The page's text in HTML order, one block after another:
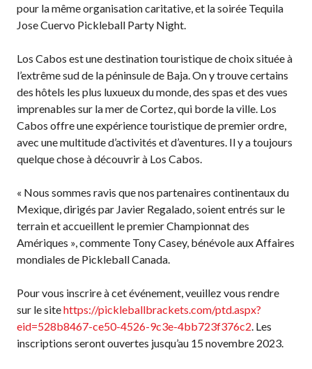
Auto-évaluation des
niveaux de
Informations sur le
programme
d’arbitrage
Avantages pour les
membres
Adhésion –
Renouvèlement
fréquentes
concernant l’adhésion
Recherche de
membres
pour la même organisation caritative, et la soirée Tequila
Jose Cuervo Pickleball Party Night.
Los Cabos est une destination touristique de choix située à
l’extrême sud de la péninsule de Baja. On y trouve certains
des hôtels les plus luxueux du monde, des spas et des vues
imprenables sur la mer de Cortez, qui borde la ville. Los
Cabos offre une expérience touristique de premier ordre,
avec une multitude d’activités et d’aventures. Il y a toujours
quelque chose à découvrir à Los Cabos.
« Nous sommes ravis que nos partenaires continentaux du
Mexique, dirigés par Javier Regalado, soient entrés sur le
terrain et accueillent le premier Championnat des
Amériques », commente Tony Casey, bénévole aux Affaires
mondiales de Pickleball Canada.
Pour vous inscrire à cet événement, veuillez vous rendre
sur le sitehttps://pickleballbrackets.com/ptd.aspx?
eid=528b8467-ce50-4526-9c3e-4bb723f376c2. Les
inscriptions seront ouvertes jusqu’au 15 novembre 2023.